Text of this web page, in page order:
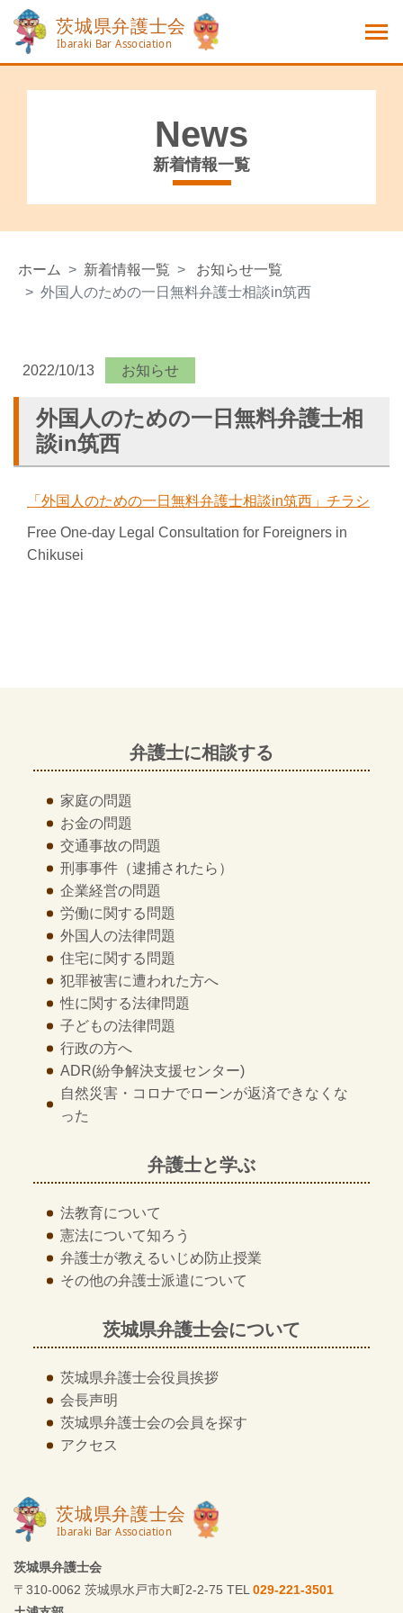
News
新着情報一覧
ホーム 新着情報一覧
お知らせ一覧
外国人のための一日無料弁護士相談in筑西
2022/10/13 お知らせ
外国人のための一日無料弁護士相
談in筑西
「外国人のための一日無料弁護士相談in筑西」チラシ
Free One-day Legal Consultation for Foreigners in
Chikusei
弁護士に相談する
家庭の問題
お金の問題
交通事故の問題
刑事事件 （逮捕されたら）
企業経営の問題
労働に関する問題
外国人の法律問題
住宅に関する問題
犯罪被害に遭われた方へ
性に関する法律問題
子どもの法律問題
行政の方へ
ADR(紛争解決支援センター)
自然災害・コロナでローンが返済できなくな
った
弁護士と学ぶ
法教育について
憲法について知ろう
弁護士が教えるいじめ防止授業
その他の弁護士派遣について
茨城県弁護士会について
茨城県弁護士会役員挨拶
会長声明
茨城県弁護士会の会員を探す
アクセス
茨城県弁護士会
〒310-0062 茨城県水戸市大町2-2-75 TEL 029-221-3501